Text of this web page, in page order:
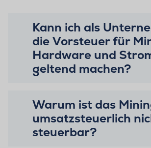
Kann ich als
die Vorsteuer für
Hardware und
geltend machen?
Warum ist das
umsatzsteuerlich
steuerbar?